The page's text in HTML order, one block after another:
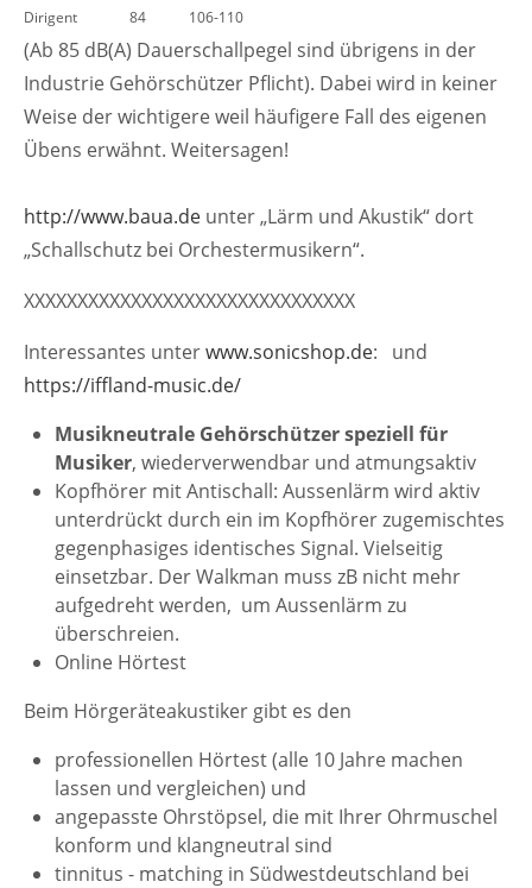
Dirigent
84 106-110
(Ab 85 dB(A) Dauerschallpegel sind übrigens in der
Industrie Gehörschützer Pflicht). Dabei wird in keiner
Weise der wichtigere weil häufigere Fall des eigenen
Übens erwähnt. Weitersagen!
http://www.baua.de unter „Lärm und Akustik“ dort
„Schallschutz bei Orchestermusikern“.
XXXXXXXXXXXXXXXXXXXXXXXXXXXXXXX
Interessantes unterwww.sonicshop.de: und
https://iffland-music.de/
Musikneutrale Gehörschützer speziell für
Musiker, wiederverwendbar und atmungsaktiv
Kopfhörer mit Antischall: Aussenlärm wird aktiv
unterdrückt durch ein im Kopfhörer zugemischtes
gegenphasiges identisches Signal. Vielseitig
einsetzbar. Der Walkman muss zB nicht mehr
aufgedreht werden, um Aussenlärm zu
überschreien.
Online Hörtest
Beim Hörgeräteakustiker gibt es den
professionellen Hörtest (alle 10 Jahre machen
lassen und vergleichen) und
angepasste Ohrstöpsel, die mit Ihrer Ohrmuschel
konform und klangneutral sind
tinnitus - matching in Südwestdeutschland bei